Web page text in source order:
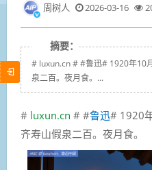
周树人 2026-03-16
摘要：
# luxun.cn # #鲁迅# 1920年10
泉二百。夜月食。...
# luxun.cn # #鲁迅# 1920
齐寿山假泉二百。夜月食。